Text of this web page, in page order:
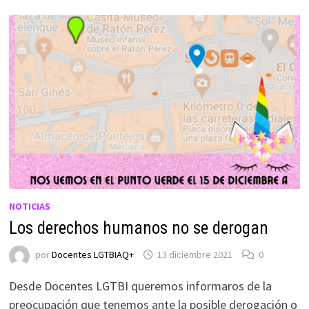
NOTICIAS
Los derechos humanos no se derogan
porDocentes LGTBIAQ+ 13 diciembre 2021 0
Desde Docentes LGTBI queremos informaros de la
preocupación que tenemos ante la posible derogación o